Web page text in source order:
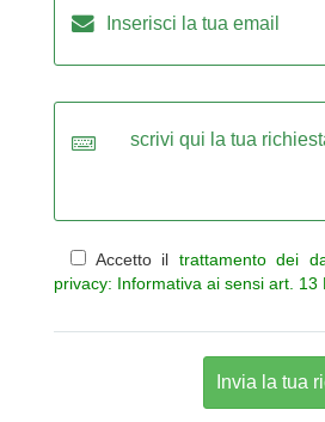
Accetto il trattamento dei
privacy: Informativa ai sensi art. 13